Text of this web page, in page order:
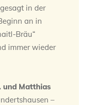
in der
an in
Bräu“
immer wieder
und Matthias
–